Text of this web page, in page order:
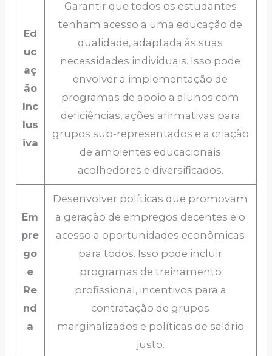
Ed
uc
aç
ão
Inc
lus
iva
Garantir que todos os estudantes
tenham acesso a uma educação de
qualidade, adaptada às suas
necessidades individuais. Isso pode
envolver a implementação de
programas de apoio a alunos com
deficiências, ações afirmativas para
grupos sub-representados e a criação
de ambientes educacionais
acolhedores e diversificados.
Em
pre
go
e
Re
nd
a
Desenvolver políticas que promovam
a geração de empregos decentes e o
acesso a oportunidades econômicas
para todos. Isso pode incluir
programas de treinamento
profissional, incentivos para a
contratação de grupos
marginalizados e políticas de salário
justo.